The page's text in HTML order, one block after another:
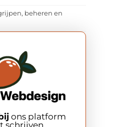
beheren en
ons platform